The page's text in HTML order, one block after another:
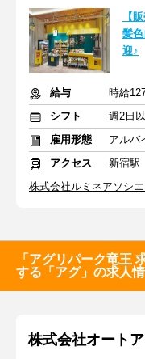
【
髪
迎♪
給与
時給
シフト
雇用形態
アルバ
アクセス
新宿駅
株式会社ルミネアソシ
「アグリパーク竜王
する「アグ」の求人
株式会社オート